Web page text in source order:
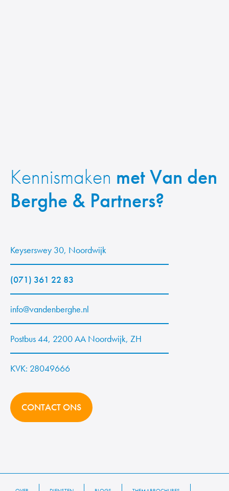
Kennismaken met Van den
Berghe & Partners?
Keyserswey 30, Noordwijk
(071) 361 22 83
info@vandenberghe.nl
Postbus 44, 2200 AA Noordwijk, ZH
KVK: 28049666
CONTACT ONS